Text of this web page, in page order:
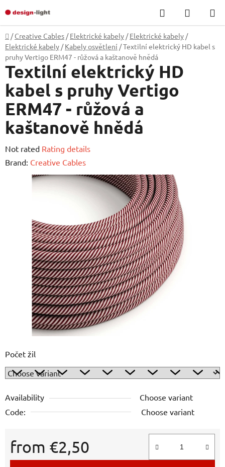
to
content
Search
CART
Home
/ Creative Cables / Elektrické kabely / Elektrické kabely /
Elektrické kabely / Kabely osvětlení /Textilní elektrický HD kabel s
pruhy Vertigo ERM47 - růžová a kaštanově hnědá
Počet žil
Availability
Choose variant
Code:
Choose variant
from €2,50
Measure price:
Textilní elektrický HD
kabel s pruhy Vertigo
ERM47 - růžová a
kaštanově hnědá
The
average
product
Not rated Rating details
Brand: Creative Cables